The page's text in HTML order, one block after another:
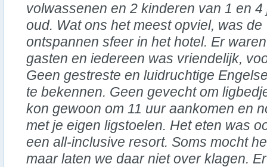
volwassenen en 2 kinderen van 1 en 4
oud. Wat ons het meest opviel, was de
ontspannen sfeer in het hotel. Er
gasten en iedereen was vriendelijk,
Geen gestreste en luidruchtige
te bekennen. Geen gevecht om
kon gewoon om 11 uur aankomen en
met je eigen ligstoelen. Het eten was
een all-inclusive resort. Soms mocht
maar laten we daar niet over klagen.